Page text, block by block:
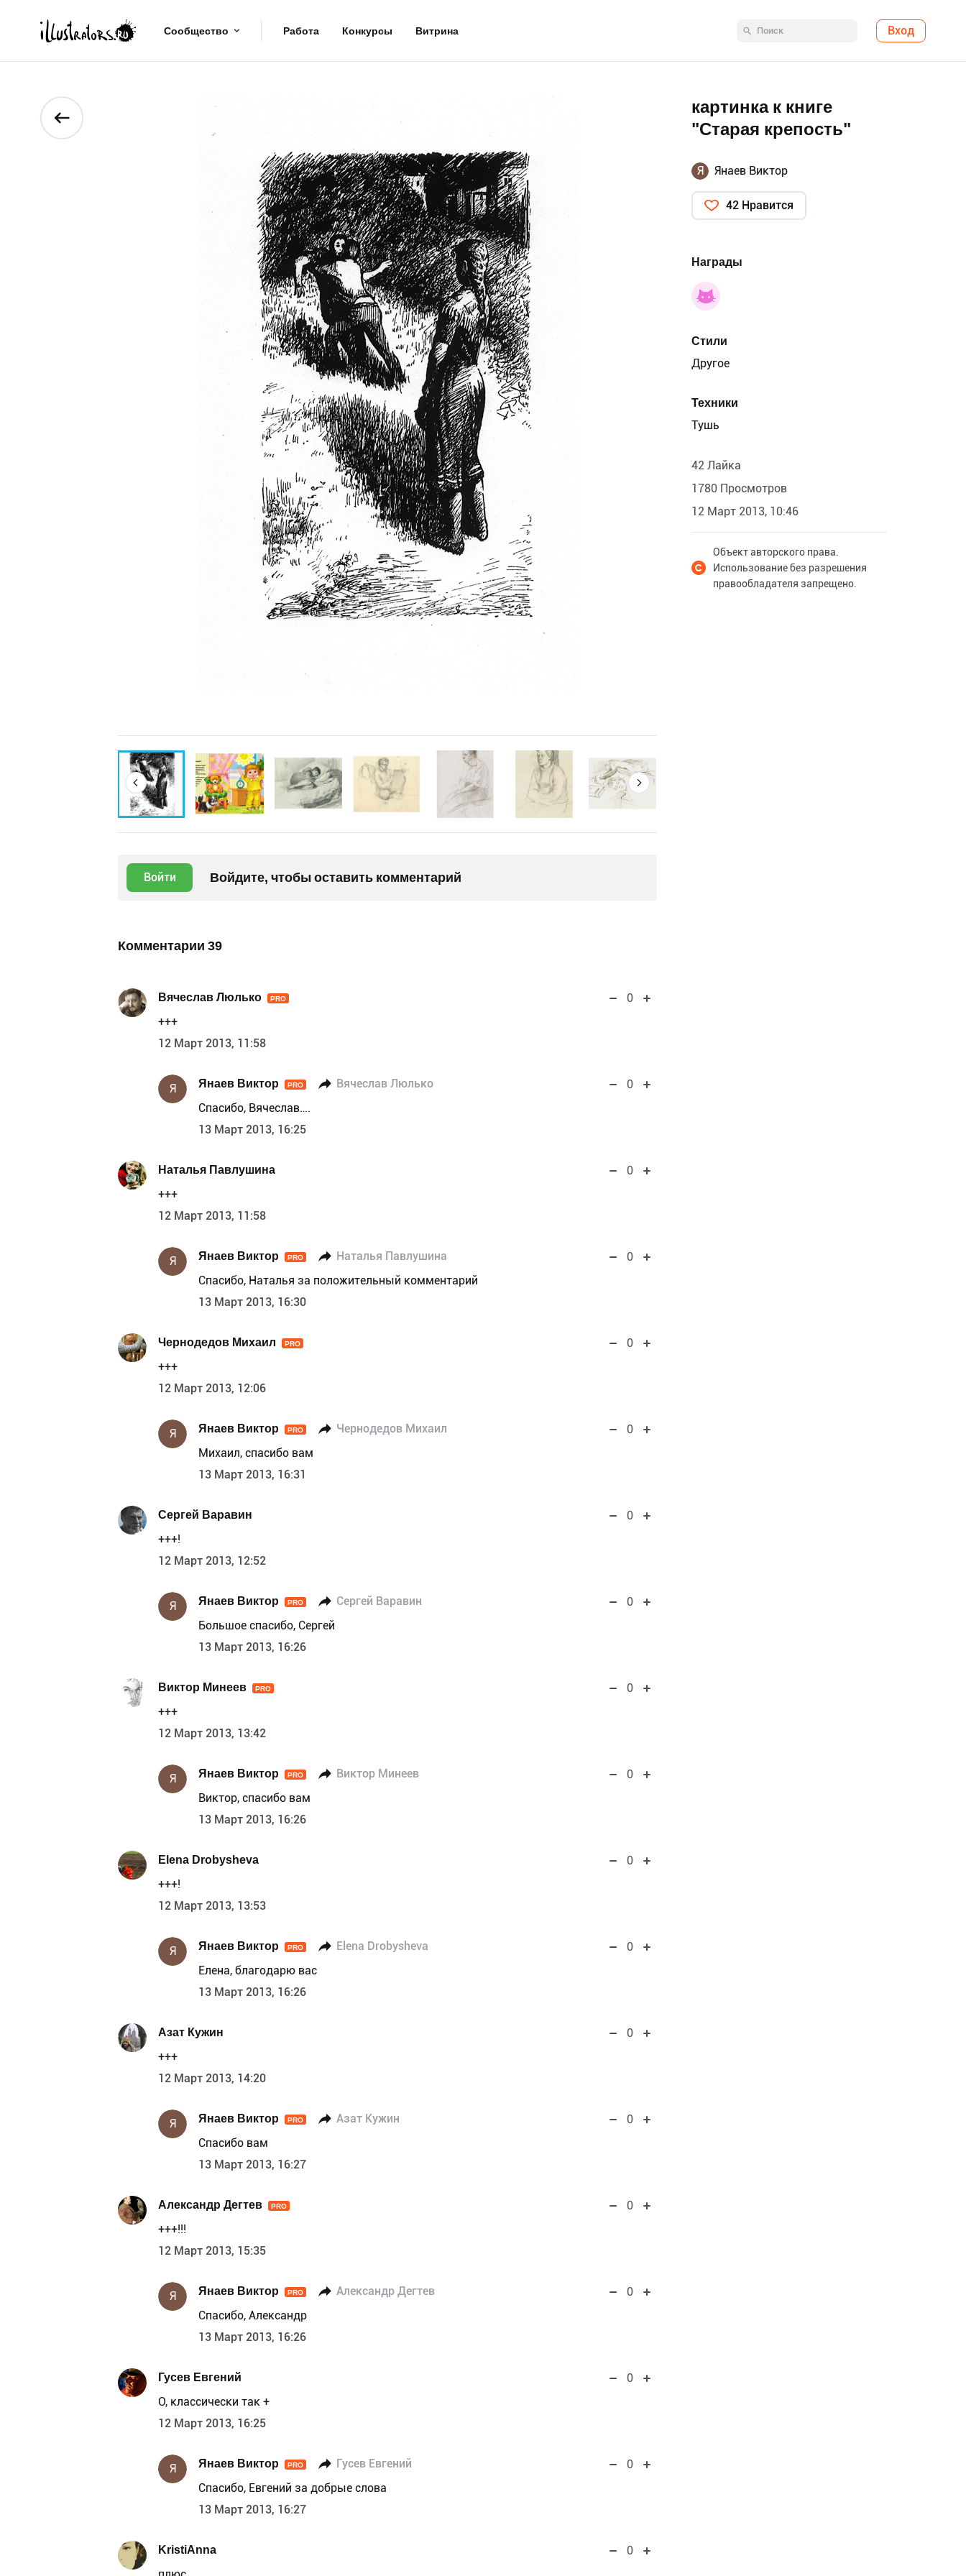
Сообщество Работа Конкурсы Витрина Вход
Войти Войдите, чтобы оставить комментарий
Комментарии 39
Вячеслав Люлько PRO
0
+++
12 Март 2013, 11:58
Я Янаев Виктор PRO Вячеслав Люлько
0
Спасибо, Вячеслав….
13 Март 2013, 16:25
Наталья Павлушина
0
+++
12 Март 2013, 11:58
Я Янаев Виктор PRO Наталья Павлушина
0
Спасибо, Наталья за положительный комментарий
13 Март 2013, 16:30
Чернодедов Михаил PRO
0
+++
12 Март 2013, 12:06
Я Янаев Виктор PRO Чернодедов Михаил
0
Михаил, спасибо вам
13 Март 2013, 16:31
Сергей Варавин
0
+++!
12 Март 2013, 12:52
Я Янаев Виктор PRO Сергей Варавин
0
Большое спасибо, Сергей
13 Март 2013, 16:26
Виктор Минеев PRO
0
+++
12 Март 2013, 13:42
Я Янаев Виктор PRO Виктор Минеев
0
Виктор, спасибо вам
13 Март 2013, 16:26
Elena Drobysheva
0
+++!
12 Март 2013, 13:53
Я Янаев Виктор PRO Elena Drobysheva
0
Елена, благодарю вас
13 Март 2013, 16:26
Азат Кужин
0
+++
12 Март 2013, 14:20
Я Янаев Виктор PRO Азат Кужин
0
Спасибо вам
13 Март 2013, 16:27
Александр Дегтев PRO
0
+++!!!
12 Март 2013, 15:35
Я Янаев Виктор PRO Александр Дегтев
0
Спасибо, Александр
13 Март 2013, 16:26
Гусев Евгений
0
О, классически так +
12 Март 2013, 16:25
Я Янаев Виктор PRO Гусев Евгений
0
Спасибо, Евгений за добрые слова
13 Март 2013, 16:27
KristiAnna
0
картинка к книге
"Старая крепость"
Я Янаев Виктор
42 Нравится
Награды
Стили
Другое
Техники
Тушь
42 Лайка
1780 Просмотров
12 Март 2013, 10:46
Объект авторского права.
Использование без разрешения
правообладателя запрещено.